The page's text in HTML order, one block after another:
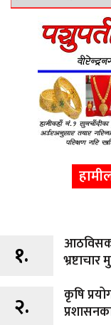
१.
भ्रष्टाचार
२.
कृषि